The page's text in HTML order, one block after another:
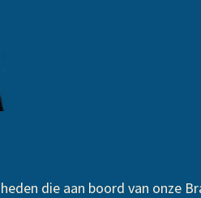
die aan boord van onze